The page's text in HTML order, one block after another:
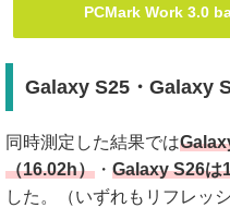
PCMark Work 3.0
Galaxy S25・Galaxy
同時測定した結果では
（16.02h） ・ Galaxy S26は
した。（いずれもリフレッ